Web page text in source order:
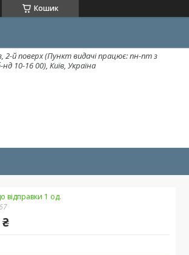
Кошик
2-й поверх (Пункт видачі працює: пн-пт з
10-16 00), Київ, Україна
відправки 1 од.